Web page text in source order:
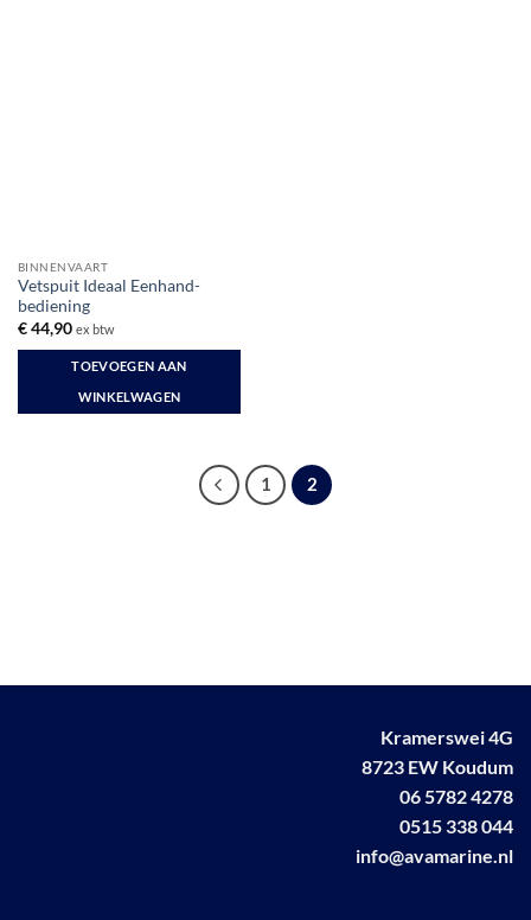
BINNENVAART
Vetspuit Ideaal Eenhand-
bediening
€44,90 ex btw
TOEVOEGEN AAN
WINKELWAGEN
1 2
Kramerswei 4G
8723 EW Koudum
06 5782 4278
0515 338 044
info@avamarine.nl